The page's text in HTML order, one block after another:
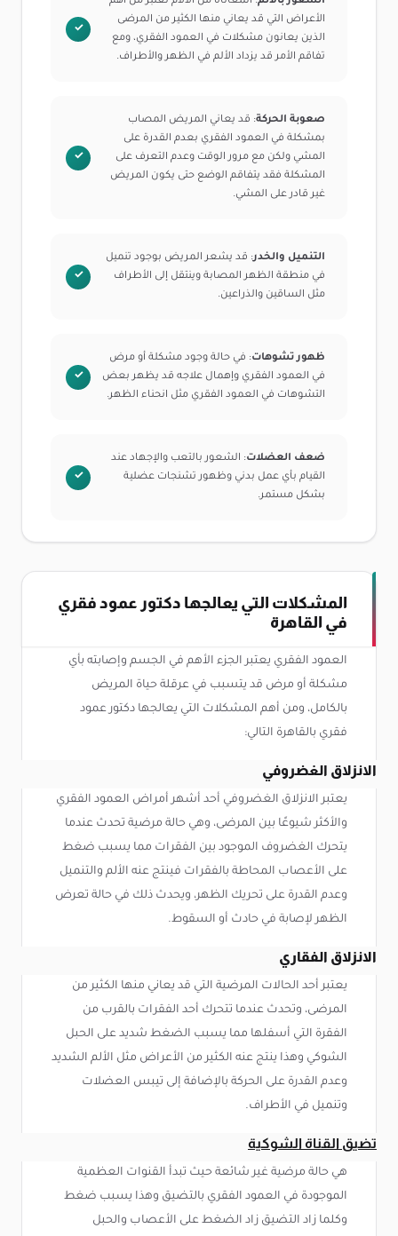
الأعراض التي قد يعاني منها الكثير من المرضى
الذين يعانون مشكلات في العمود الفقري، ومع
تفاقم الأمر قد يزداد الألم في الظهر والأطراف.
صعوبة الحركة: قد يعاني المريض المصاب
بمشكلة في العمود الفقري بعدم القدرة على
المشي ولكن مع مرور الوقت وعدم التعرف على
المشكلة فقد يتفاقم الوضع حتى يكون المريض
غير قادر على المشي.
التنميل والخدر: قد يشعر المريض بوجود تنميل
في منطقة الظهر المصابة وينتقل إلى الأطراف
مثل الساقين والذراعين.
ظهور تشوهات: في حالة وجود مشكلة أو مرض
في العمود الفقري وإهمال علاجه قد يظهر بعض
التشوهات في العمود الفقري مثل انحناء الظهر.
ضعف العضلات: الشعور بالتعب والإجهاد عند
القيام بأي عمل بدني وظهور تشنجات عضلية
بشكل مستمر.
المشكلات التي يعالجها دكتور عمود فقري
في القاهرة
العمود الفقري يعتبر الجزء الأهم في الجسم وإصابته بأي
مشكلة أو مرض قد يتسبب في عرقلة حياة المريض
بالكامل، ومن أهم المشكلات التي يعالجها دكتور عمود
فقري بالقاهرة التالي:
الانزلاق الغضروفي
يعتبر الانزلاق الغضروفي أحد أشهر أمراض العمود الفقري
والأكثر شيوعًا بين المرضى، وهي حالة مرضية تحدث عندما
يتحرك الغضروف الموجود بين الفقرات مما يسبب ضغط
على الأعصاب المحاطة بالفقرات فينتج عنه الألم والتنميل
وعدم القدرة على تحريك الظهر، ويحدث ذلك في حالة تعرض
الظهر لإصابة في حادث أو السقوط.
الانزلاق الفقاري
يعتبر أحد الحالات المرضية التي قد يعاني منها الكثير من
المرضى، وتحدث عندما تتحرك أحد الفقرات بالقرب من
الفقرة التي أسفلها مما يسبب الضغط شديد على الحبل
الشوكي وهذا ينتج عنه الكثير من الأعراض مثل الألم الشديد
وعدم القدرة على الحركة بالإضافة إلى تيبس العضلات
وتنميل في الأطراف.
تضيق القناة الشوكية
هي حالة مرضية غير شائعة حيث تبدأ القنوات العظمية
الموجودة في العمود الفقري بالتضيق وهذا يسبب ضغط
وكلما زاد التضيق زاد الضغط على الأعصاب والحبل